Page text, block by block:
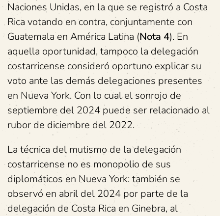
Naciones Unidas, en la que se registró a Costa
Rica votando en contra, conjuntamente con
Guatemala en América Latina (Nota 4). En
aquella oportunidad, tampoco la delegación
costarricense consideró oportuno explicar su
voto ante las demás delegaciones presentes
en Nueva York. Con lo cual el sonrojo de
septiembre del 2024 puede ser relacionado al
rubor de diciembre del 2022.
La técnica del mutismo de la delegación
costarricense no es monopolio de sus
diplomáticos en Nueva York: también se
observó en abril del 2024 por parte de la
delegación de Costa Rica en Ginebra, al